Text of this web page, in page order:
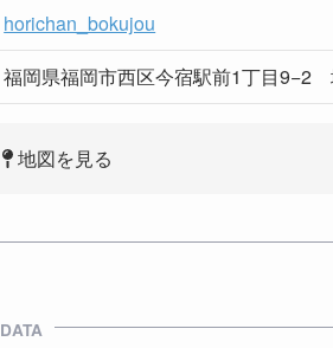
horichan_bokujou
福岡県福岡市西区今宿駅前1丁目9−2
地図を見る
DATA